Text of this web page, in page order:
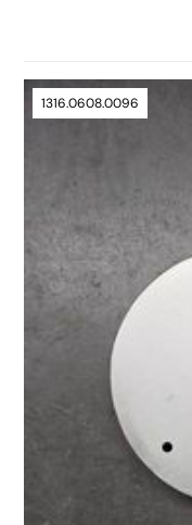
1316.0608.0096